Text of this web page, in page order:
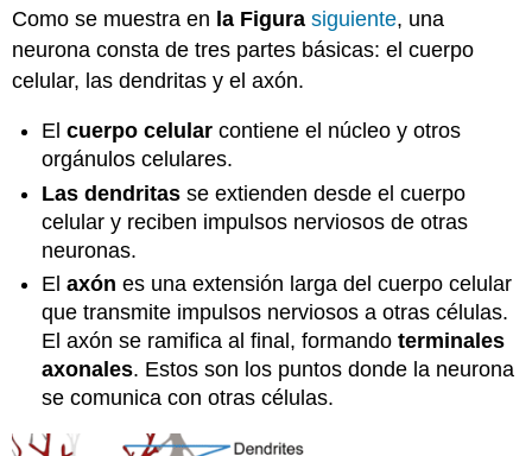
Como se muestra en la Figura siguiente, una
neurona consta de tres partes básicas: el cuerpo
celular, las dendritas y el axón.
Elcuerpo celular contiene el núcleo y otros
orgánulos celulares.
Las dendritas se extienden desde el cuerpo
celular y reciben impulsos nerviosos de otras
neuronas.
Elaxón es una extensión larga del cuerpo celular
que transmite impulsos nerviosos a otras células.
El axón se ramifica al final, formandoterminales
axonales. Estos son los puntos donde la neurona
se comunica con otras células.